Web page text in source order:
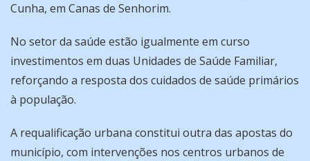
Cunha, em Canas de Senhorim.
No setor da saúde estão igualmente em curso
investimentos em duas Unidades de Saúde Familiar,
reforçando a resposta dos cuidados de saúde primários
à população.
A requalificação urbana constitui outra das apostas do
município, com intervenções nos centros urbanos de